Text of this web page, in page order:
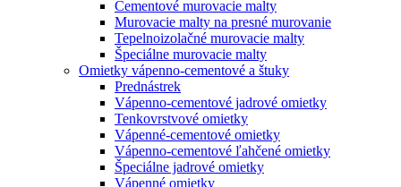
Cementové murovacie malty
Murovacie malty na presné murovanie
Tepelnoizolačné murovacie malty
Špeciálne murovacie malty
Omietky vápenno-cementové a štuky
Prednástrek
Vápenno-cementové jadrové omietky
Tenkovrstvové omietky
Vápenné-cementové omietky
Vápenno-cementové ľahčené omietky
Špeciálne jadrové omietky
Vápenné omietky